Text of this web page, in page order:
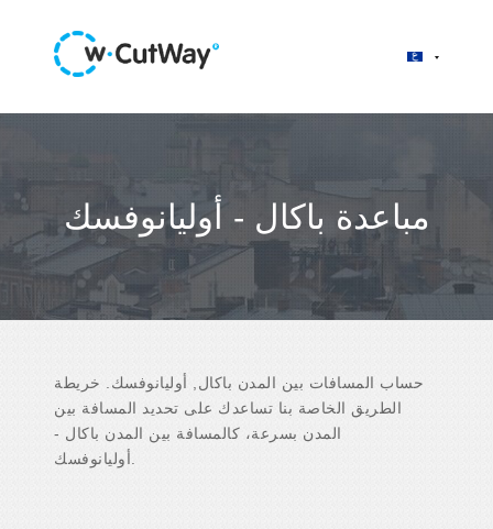
مباعدة باكال - أوليانوفسك
حساب المسافات بين المدن باكال, أوليانوفسك. خريطة
الطريق الخاصة بنا تساعدك على تحديد المسافة بين
المدن بسرعة، كالمسافة بين المدن باكال -